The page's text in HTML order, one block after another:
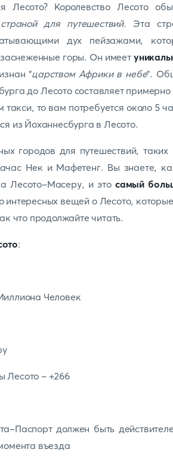
Лесото? Королевство Лесото
для путешествий. Эта
дух пейзажами,
горы. Он имеет
"царством Африки в небе".
до Лесото составляет примерно
то вам потребуется около 5
из Йоханнесбурга в Лесото.
городов для путешествий, таких
Нек и Мафетенг. Вы знаете,
Лесото-Масеру, и это самый
интересных вещей о Лесото,
что продолжайте читать.
:
Человек
Лесото - +266
Паспорт должен быть
въезда